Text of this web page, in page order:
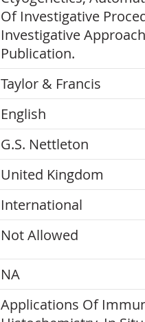
Of Investigative
Investigative
Publication.
Taylor & Francis
English
G.S. Nettleton
United Kingdom
International
Not Allowed
NA
Applications Of